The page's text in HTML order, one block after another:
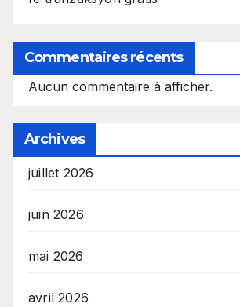
Commentaires récents
Aucun commentaire à afficher.
Archives
juillet 2026
juin 2026
mai 2026
avril 2026